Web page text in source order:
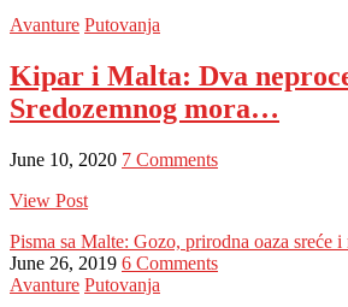
Avanture Putovanja
Kipar i Malta: Dva
Sredozemnog mora…
June 10, 2020 7 Comments
View Post
Pisma sa Malte: Gozo, prirodna oaza sreće i
June 26, 2019 6 Comments
Avanture Putovanja